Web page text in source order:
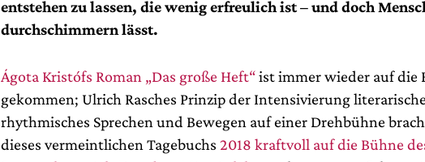
entstehen zu lassen, die wenig erfreulich ist – und doch
durchschimmern lässt.
Ágota Kristófs Roman „Das große Heft“ist immer wieder auf die
gekommen; Ulrich Rasches Prinzip der Intensivierung
rhythmisches Sprechen und Bewegen auf einer Drehbühne
dieses vermeintlichen Tagebuchs 2018 kraftvoll auf die Bühne